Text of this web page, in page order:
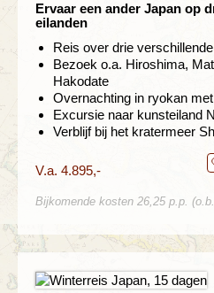
Ervaar een ander Japan op
eilanden
Reis over drie
Bezoek o.a. Hiroshima,
Hakodate
Overnachting in ryokan
Excursie naar kunsteiland
Verblijf bij het kratermeer
V.a. 4.895,-
Bijkomende kosten 26,25 p.p.